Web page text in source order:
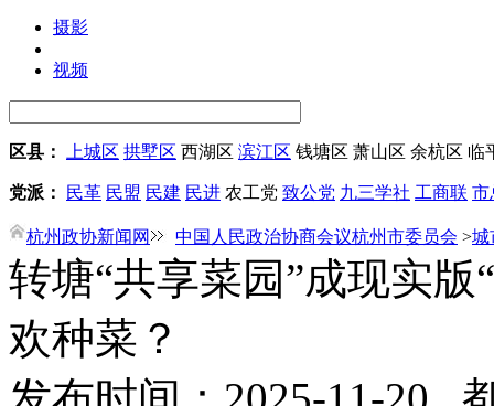
摄影
视频
区县： 上城区 拱墅区 西湖区 滨江区 钱塘区 萧山区 余杭区 临
党派： 民革 民盟 民建 民进 农工党 致公党 九三学社 工商联 市
杭州政协新闻网 中国人民政治协商会议杭州市委员会 >城
转塘“共享菜园”成现实
欢种菜？